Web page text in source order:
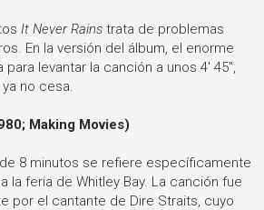
It Never Rains trata de problemas
En la versión del álbum, el enorme
levantar la canción a unos 4' 45",
no cesa.
Making Movies)
8 minutos se refiere específicamente
la feria de Whitley Bay. La canción fue
por el cantante de Dire Straits, cuyo